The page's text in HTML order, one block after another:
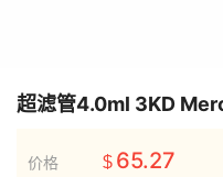
超滤管4.0ml 3KD
价格 $ 65.27